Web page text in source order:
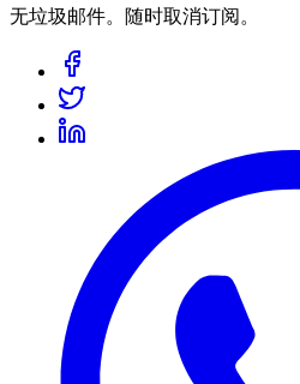
无垃圾邮件。随时取消订阅。